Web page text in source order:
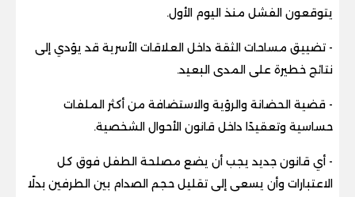
يتوقعون الفشل منذ اليوم الأول.
- تضييق مساحات الثقة داخل العلاقات الأسرية قد يؤدي إلى
نتائج خطيرة على المدى البعيد.
- قضية الحضانة والرؤية والاستضافة من أكثر الملفات
حساسية وتعقيدًا داخل قانون الأحوال الشخصية.
- أي قانون جديد يجب أن يضع مصلحة الطفل فوق كل
الاعتبارات وأن يسعى إلى تقليل حجم الصدام بين الطرفين بدلًا